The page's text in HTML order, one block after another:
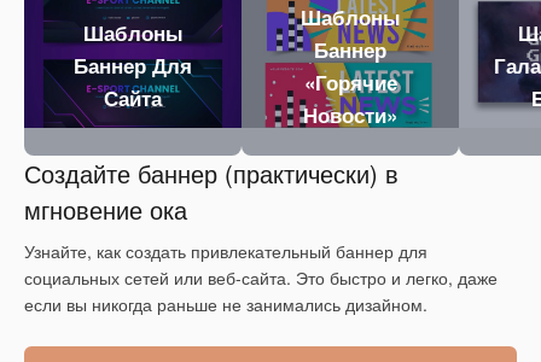
Шаблоны
Баннер Для
Сайта
Шаблоны
Баннер
«Горячие
Новости»
Создайте баннер (практически) в
мгновение ока
Узнайте, как создать привлекательный баннер для
социальных сетей или веб-сайта. Это быстро и легко, даже
если вы никогда раньше не занимались дизайном.